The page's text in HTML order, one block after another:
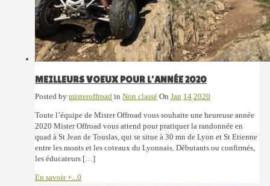
MEILLEURS VOEUX POUR L’ANNÉE 2020
Posted by misteroffroad in Non classé On Jan 14 2020
Toute l’équipe de Mister Offroad vous souhaite une heureuse année
2020 Mister Offroad vous attend pour pratiquer la randonnée en
quad à St Jean de Touslas, qui se situe à 30 mn de Lyon et St Etienne
entre les monts et les coteaux du Lyonnais. Débutants ou confirmés,
les éducateurs […]
En savoir +...0